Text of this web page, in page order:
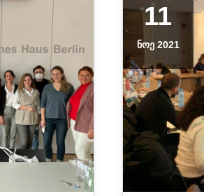
11
ᲜᲝᲔ 2021